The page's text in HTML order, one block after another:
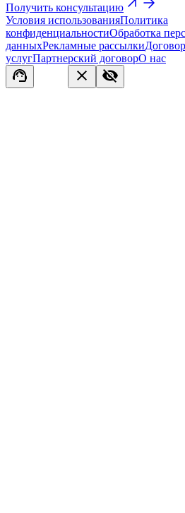
Получить консультацию
Условия использованияПолитика
конфиденциальностиОбработка
данныхРекламные рассылки
услугПартнерский договорО нас